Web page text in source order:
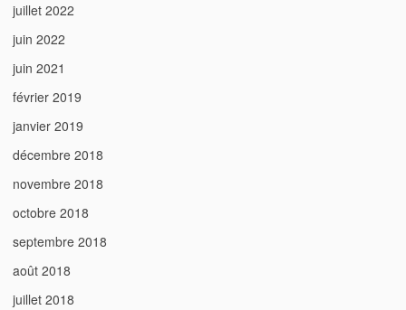
juillet 2022
juin 2022
juin 2021
février 2019
janvier 2019
décembre 2018
novembre 2018
octobre 2018
septembre 2018
août 2018
juillet 2018